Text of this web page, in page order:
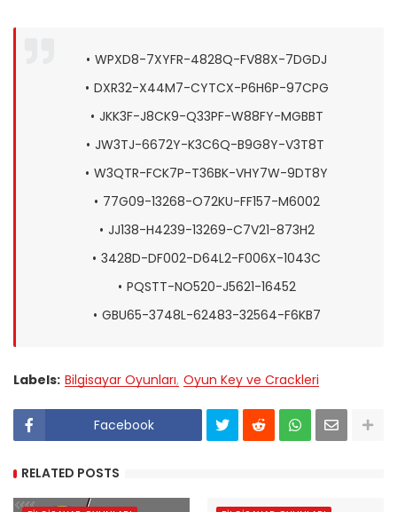
WPXD8-7XYFR-4828Q-FV88X-7DGDJ
DXR32-X44M7-CYTCX-P6H6P-97CPG
JKK3F-J8CK9-Q33PF-W88FY-MGBBT
JW3TJ-6672Y-K3C6Q-B9G8Y-V3T8T
W3QTR-FCK7P-T36BK-VHY7W-9DT8Y
77G09-13268-O72KU-FF157-M6002
JJ138-H4239-13269-C7V21-873H2
3428D-DF002-D64L2-F006X-1043C
PQSTT-NO520-J5621-16452
GBU65-3748L-62483-32564-F6KB7
Labels: Bilgisayar Oyunları Oyun Key ve Crackleri
Facebook
RELATED POSTS